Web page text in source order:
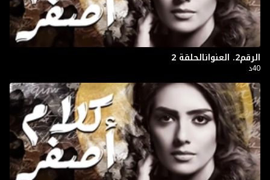
الرقم2. العنوانالحلقة 2
40د